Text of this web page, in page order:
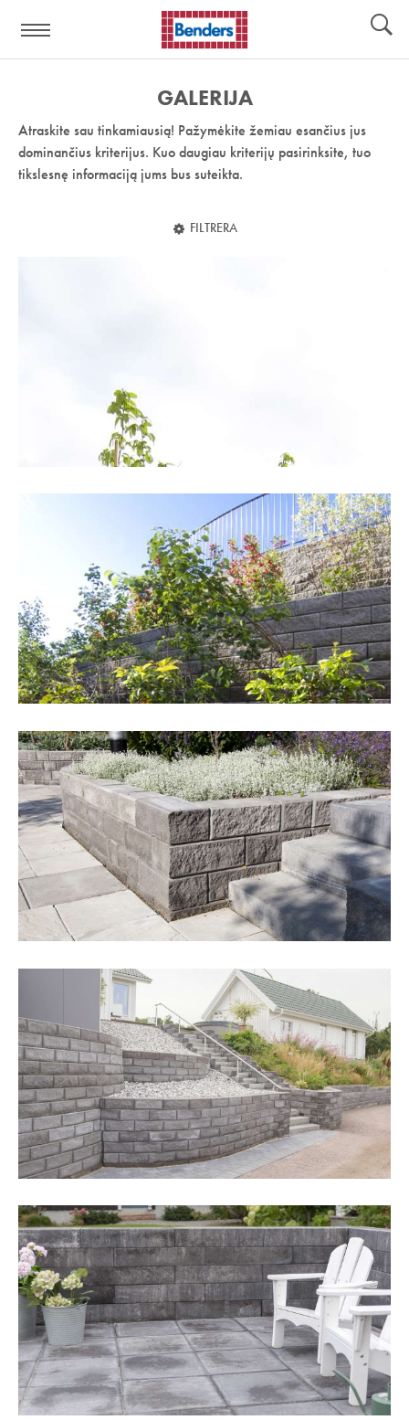
nuoroda:
GALERIJA
Atraskite sau tinkamiausią! Pažymėkite žemiau esančius jus
dominančius kriterijus. Kuo daugiau kriterijų pasirinksite, tuo
tikslesnę informaciją jums bus suteikta.
FILTRERA